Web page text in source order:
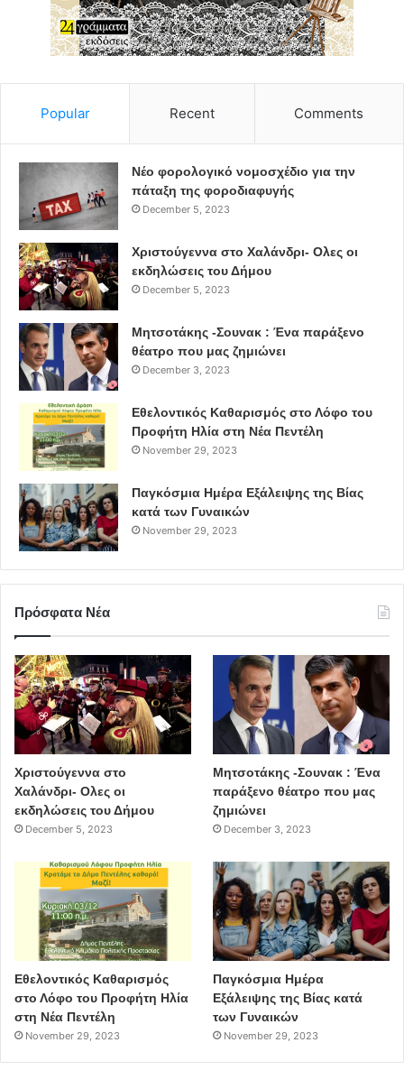
Popular Recent Comments
Νέο φορολογικό νομοσχέδιο για την
πάταξη της φοροδιαφυγής
December 5, 2023
Χριστούγεννα στο Χαλάνδρι- Ολες οι
εκδηλώσεις του Δήμου
December 5, 2023
Μητσοτάκης -Σουνακ : Ένα παράξενο
θέατρο που μας ζημιώνει
December 3, 2023
Εθελοντικός Καθαρισμός στο Λόφο του
Προφήτη Ηλία στη Νέα Πεντέλη
November 29, 2023
Παγκόσμια Ημέρα Εξάλειψης της Βίας
κατά των Γυναικών
November 29, 2023
Πρόσφατα Νέα
Χριστούγεννα στο
Χαλάνδρι- Ολες οι
εκδηλώσεις του Δήμου
December 5, 2023
Μητσοτάκης -Σουνακ : Ένα
παράξενο θέατρο που μας
ζημιώνει
December 3, 2023
Εθελοντικός Καθαρισμός
στο Λόφο του Προφήτη Ηλία
στη Νέα Πεντέλη
November 29, 2023
Παγκόσμια Ημέρα
Εξάλειψης της Βίας κατά
των Γυναικών
November 29, 2023